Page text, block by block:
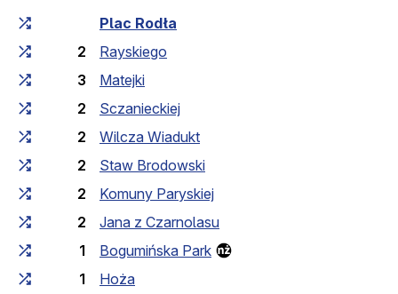
Czas przejazdu narastająco
Plac Rodła
2
Rayskiego
3
Matejki
2
Sczanieckiej
2
Wilcza Wiadukt
2
Staw Brodowski
2
Komuny Paryskiej
2
Jana z Czarnolasu
1
Bogumińska Park
1
Hoża